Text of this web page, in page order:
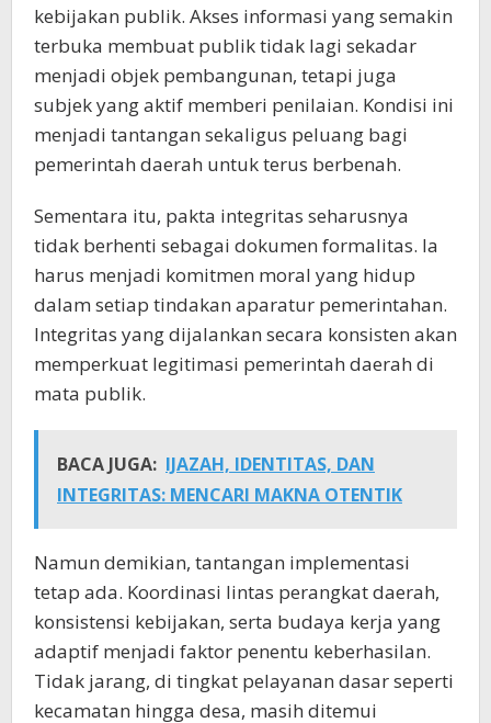
kebijakan publik. Akses informasi yang semakin
terbuka membuat publik tidak lagi sekadar
menjadi objek pembangunan, tetapi juga
subjek yang aktif memberi penilaian. Kondisi ini
menjadi tantangan sekaligus peluang bagi
pemerintah daerah untuk terus berbenah.
Sementara itu, pakta integritas seharusnya
tidak berhenti sebagai dokumen formalitas. Ia
harus menjadi komitmen moral yang hidup
dalam setiap tindakan aparatur pemerintahan.
Integritas yang dijalankan secara konsisten akan
memperkuat legitimasi pemerintah daerah di
mata publik.
BACA JUGA: IJAZAH, IDENTITAS, DAN
INTEGRITAS: MENCARI MAKNA OTENTIK
Namun demikian, tantangan implementasi
tetap ada. Koordinasi lintas perangkat daerah,
konsistensi kebijakan, serta budaya kerja yang
adaptif menjadi faktor penentu keberhasilan.
Tidak jarang, di tingkat pelayanan dasar seperti
kecamatan hingga desa, masih ditemui